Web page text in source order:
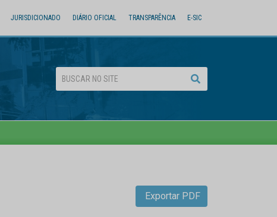
JURISDICIONADO DIÁRIO OFICIAL TRANSPARÊNCIA E-SIC
Exportar PDF